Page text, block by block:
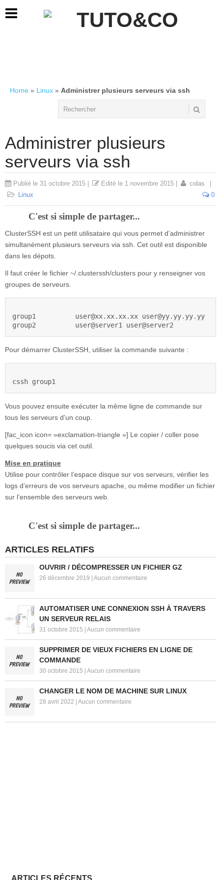
Home » Linux » Administrer plusieurs serveurs via ssh
Administrer plusieurs
serveurs via ssh
Publié le 31 octobre 2015 Edité le 1 novembre 2015 colas
Linux
0
C'est si simple de partager...
ClusterSSH est un petit utilisataire qui vous permet d’administrer
simultanément plusieurs serveurs via ssh. Cet outil est disponible
dans les dépots.
Il faut créer le fichier ~/.clusterssh/clusters pour y renseigner vos
groupes de serveurs.
group1		user@xx.xx.xx.xx user@yy.yy.yy.yy
group2		user@server1 user@server2
Pour démarrer ClusterSSH, utiliser la commande suivante :
cssh group1
Vous pouvez ensuite exécuter la même ligne de commande sur
tous les serveurs d’un coup.
[fac_icon icon= »exclamation-triangle »] Le copier / coller pose
quelques soucis via cet outil.
Mise en pratique
Utilise pour contrôler l’espace disque sur vos serveurs, vérifier les
logs d’erreurs de vos serveurs apache, ou même modifier un fichier
sur l’ensemble des serveurs web.
C'est si simple de partager...
ARTICLES RELATIFS
OUVRIR / DÉCOMPRESSER UN FICHIER GZ
26 décembre 2019 | Aucun commentaire
AUTOMATISER UNE CONNEXION SSH À TRAVERS
UN SERVEUR RELAIS
31 octobre 2015 | Aucun commentaire
SUPPRIMER DE VIEUX FICHIERS EN LIGNE DE
COMMANDE
30 octobre 2015 | Aucun commentaire
CHANGER LE NOM DE MACHINE SUR LINUX
28 avril 2022 | Aucun commentaire
ARTICLES RÉCENTS